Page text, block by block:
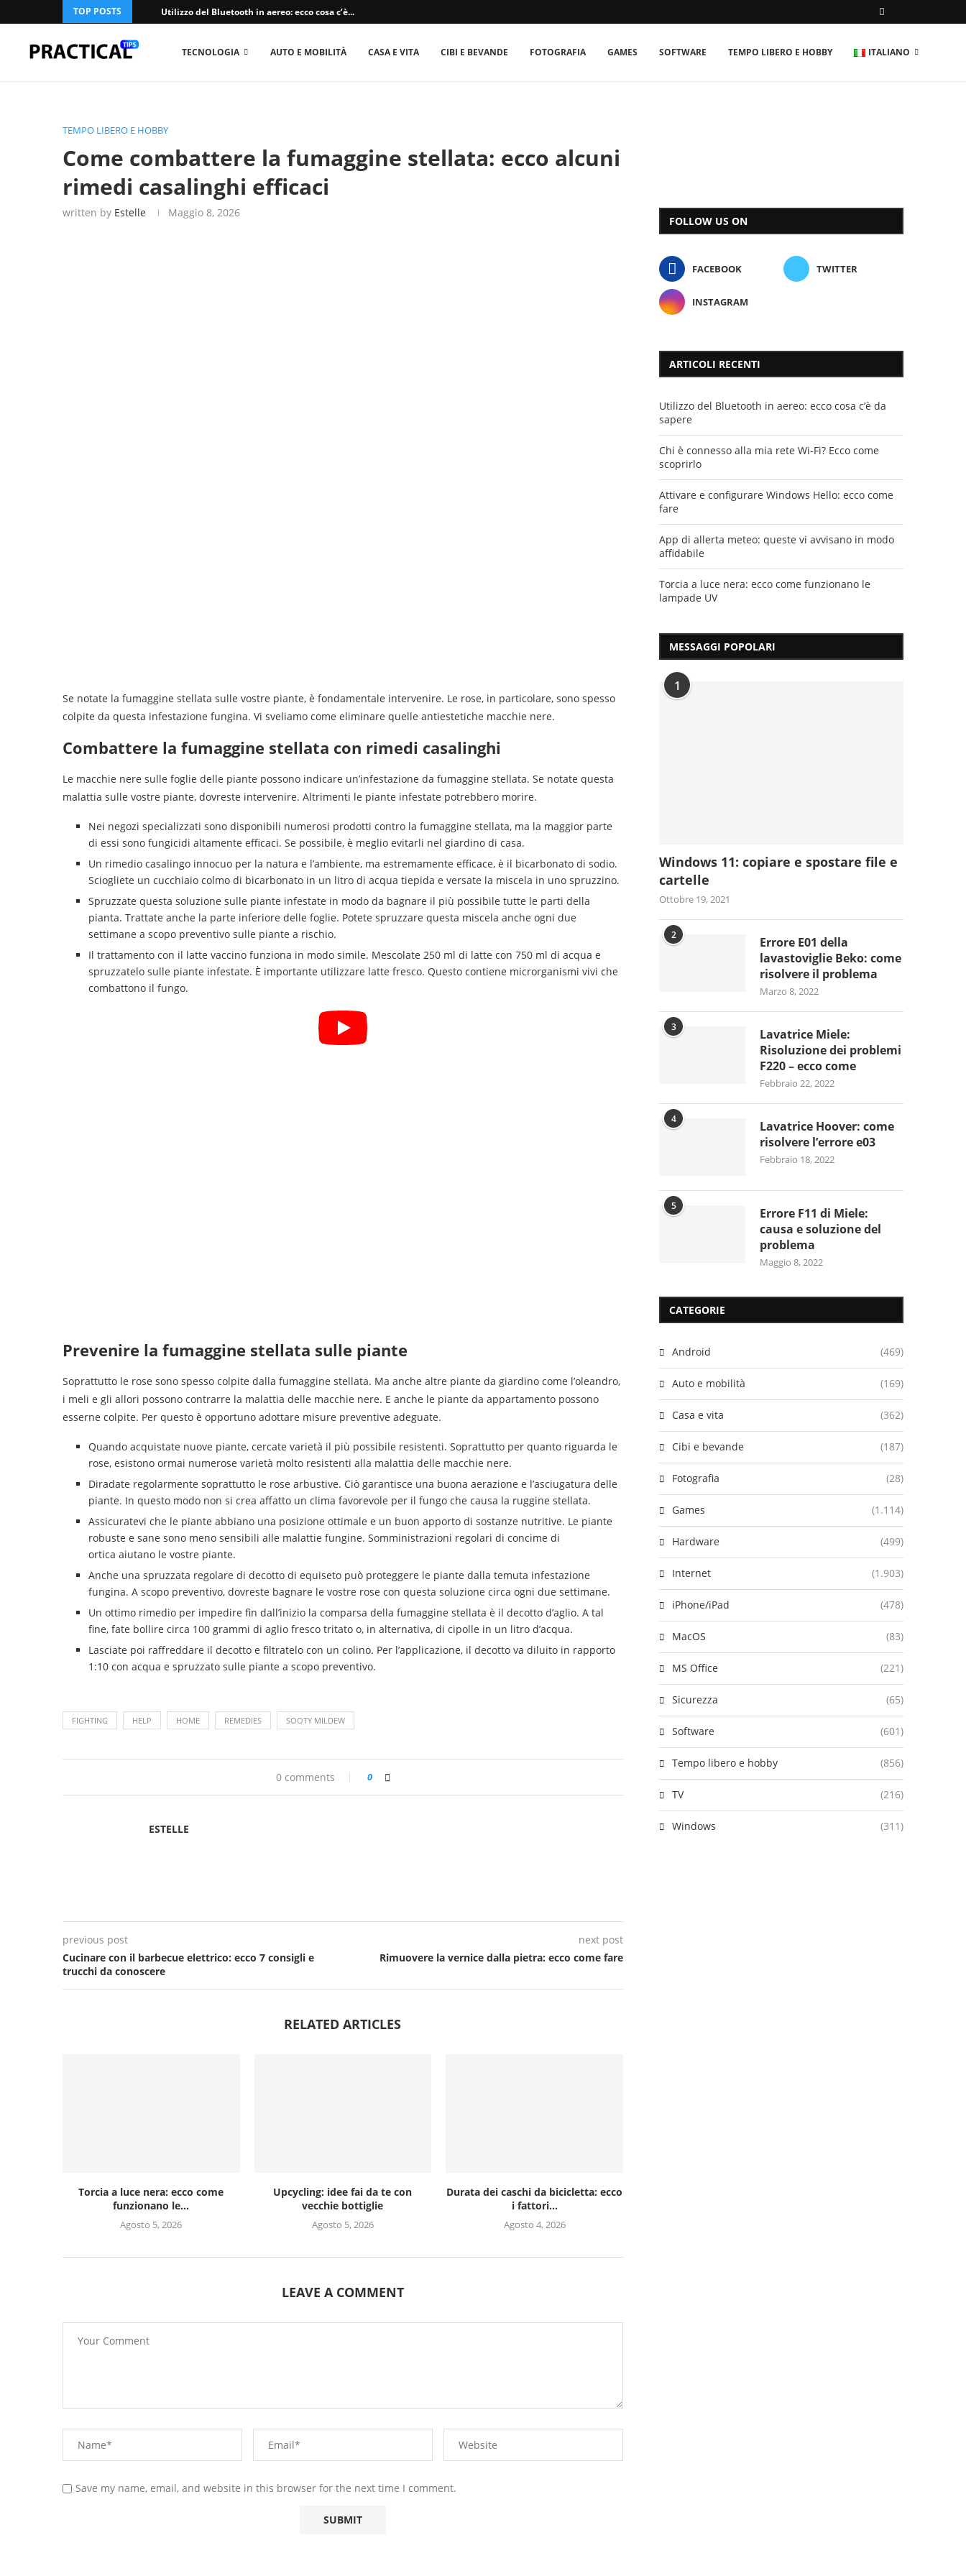
TOP POSTS Utilizzo del Bluetooth in aereo: ecco cosa c’è...
TECNOLOGIA AUTO E MOBILITÀ CASA E VITA CIBI E BEVANDE FOTOGRAFIA GAMES SOFTWARE TEMPO LIBERO E HOBBY ITALIANO
TEMPO LIBERO E HOBBY
Come combattere la fumaggine stellata: ecco alcuni
rimedi casalinghi efficaci
written by Estelle Maggio 8, 2026
Se notate la fumaggine stellata sulle vostre piante, è fondamentale intervenire. Le rose, in particolare, sono spesso
colpite da questa infestazione fungina. Vi sveliamo come eliminare quelle antiestetiche macchie nere.
Combattere la fumaggine stellata con rimedi casalinghi
Le macchie nere sulle foglie delle piante possono indicare un’infestazione da fumaggine stellata. Se notate questa
malattia sulle vostre piante, dovreste intervenire. Altrimenti le piante infestate potrebbero morire.
Nei negozi specializzati sono disponibili numerosi prodotti contro la fumaggine stellata, ma la maggior parte
di essi sono fungicidi altamente efficaci. Se possibile, è meglio evitarli nel giardino di casa.
Un rimedio casalingo innocuo per la natura e l’ambiente, ma estremamente efficace, è il bicarbonato di sodio.
Sciogliete un cucchiaio colmo di bicarbonato in un litro di acqua tiepida e versate la miscela in uno spruzzino.
Spruzzate questa soluzione sulle piante infestate in modo da bagnare il più possibile tutte le parti della
pianta. Trattate anche la parte inferiore delle foglie. Potete spruzzare questa miscela anche ogni due
settimane a scopo preventivo sulle piante a rischio.
Il trattamento con il latte vaccino funziona in modo simile. Mescolate 250 ml di latte con 750 ml di acqua e
spruzzatelo sulle piante infestate. È importante utilizzare latte fresco. Questo contiene microrganismi vivi che
combattono il fungo.
Prevenire la fumaggine stellata sulle piante
Soprattutto le rose sono spesso colpite dalla fumaggine stellata. Ma anche altre piante da giardino come l’oleandro,
i meli e gli allori possono contrarre la malattia delle macchie nere. E anche le piante da appartamento possono
esserne colpite. Per questo è opportuno adottare misure preventive adeguate.
Quando acquistate nuove piante, cercate varietà il più possibile resistenti. Soprattutto per quanto riguarda le
rose, esistono ormai numerose varietà molto resistenti alla malattia delle macchie nere.
Diradate regolarmente soprattutto le rose arbustive. Ciò garantisce una buona aerazione e l’asciugatura delle
piante. In questo modo non si crea affatto un clima favorevole per il fungo che causa la ruggine stellata.
Assicuratevi che le piante abbiano una posizione ottimale e un buon apporto di sostanze nutritive. Le piante
robuste e sane sono meno sensibili alle malattie fungine. Somministrazioni regolari di concime di
ortica aiutano le vostre piante.
Anche una spruzzata regolare di decotto di equiseto può proteggere le piante dalla temuta infestazione
fungina. A scopo preventivo, dovreste bagnare le vostre rose con questa soluzione circa ogni due settimane.
Un ottimo rimedio per impedire fin dall’inizio la comparsa della fumaggine stellata è il decotto d’aglio. A tal
fine, fate bollire circa 100 grammi di aglio fresco tritato o, in alternativa, di cipolle in un litro d’acqua.
Lasciate poi raffreddare il decotto e filtratelo con un colino. Per l’applicazione, il decotto va diluito in rapporto
1:10 con acqua e spruzzato sulle piante a scopo preventivo.
FIGHTING HELP HOME REMEDIES SOOTY MILDEW
0 comments 0
ESTELLE
previous post
Cucinare con il barbecue elettrico: ecco 7 consigli e
trucchi da conoscere
next post
Rimuovere la vernice dalla pietra: ecco come fare
RELATED ARTICLES
Torcia a luce nera: ecco come
funzionano le...
Agosto 5, 2026
Upcycling: idee fai da te con
vecchie bottiglie
Agosto 5, 2026
Durata dei caschi da bicicletta: ecco
i fattori...
Agosto 4, 2026
LEAVE A COMMENT
Save my name, email, and website in this browser for the next time I comment.
FOLLOW US ON
FACEBOOK TWITTER
INSTAGRAM
ARTICOLI RECENTI
Utilizzo del Bluetooth in aereo: ecco cosa c’è da
sapere
Chi è connesso alla mia rete Wi-Fi? Ecco come
scoprirlo
Attivare e configurare Windows Hello: ecco come
fare
App di allerta meteo: queste vi avvisano in modo
affidabile
Torcia a luce nera: ecco come funzionano le
lampade UV
MESSAGGI POPOLARI
1
Windows 11: copiare e spostare file e
cartelle
Ottobre 19, 2021
2
Errore E01 della
lavastoviglie Beko: come
risolvere il problema
Marzo 8, 2022
3
Lavatrice Miele:
Risoluzione dei problemi
F220 – ecco come
Febbraio 22, 2022
4
Lavatrice Hoover: come
risolvere l’errore e03
Febbraio 18, 2022
5
Errore F11 di Miele:
causa e soluzione del
problema
Maggio 8, 2022
CATEGORIE
Android (469)
Auto e mobilità (169)
Casa e vita (362)
Cibi e bevande (187)
Fotografia (28)
Games (1.114)
Hardware (499)
Internet (1.903)
iPhone/iPad (478)
MacOS (83)
MS Office (221)
Sicurezza (65)
Software (601)
Tempo libero e hobby (856)
TV (216)
Windows (311)